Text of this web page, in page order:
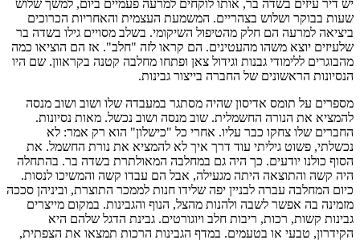
יש דיר עיזים בשדה בר, אותו לוקחים למרעה פעמיים ביום, למשך שלוש
שעות בבוקר ושלוש בצהריים. המשמעת העצמית והאחריות הכרוכים
ביציאה למרעה הם חלק מהטיפול השיקומי. בשלב מסויים גילו בשדה בר
שלעיזים יוצא משהו מהעטינים. הם קראו לזה "חלב". אז הם הוציאו כמה
מהבוגרים ללימודי גבנות וגידול צאן ופתחו מחלבה קטנה בקראוון. שם היו
הנסיונות הראשונים של החברה בייצור גבינות.
מספרים על תומס אדיסון שהיה מסתגר במעבדה שלו ושוב ושוב מנסה
להמציא את הנורה החשמלית. שוב מנסה ושוב נכשל. מאות נסיונות.
החברים שלו צחקו כבר עליו. אחרי כל "כישלון" הוא רק אמר: לא
נכשלתי, פשוט גיליתי עוד דרך איך לא להמציא את נורת החשמל. את
הסוף כולנו יודעים. כך היה גם במחלבה המאולתרת בשדה בר. בהתחלה
היה קשה והתוצאה היתה מגעילה, אבל הם עבדו קשה והמשיכו לנסות.
כיום המחלבה עברה לבניין יפה שלידו חנות לממכר התוצרת, וביניהן סככה
מזמינה בה אפשר לשבה ולהנות מהצל, הנוף והגבינות. במקום מייצרים
גבינות קשות, רכות, ריבות חלב ויוגורטים. גבינת הדגל שלהם היא
הקידרון, טבעי או בטעמים. במדף הגבינות הרכות תמצאו את הצפתית,